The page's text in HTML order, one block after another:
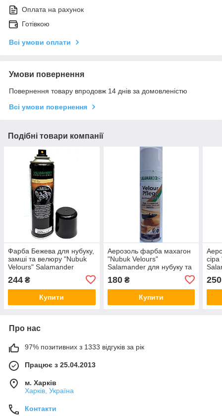
Оплата на рахунок
Готівкою
Всі умови оплати
Умови повернення
Повернення товару впродовж 14 днів за домовленістю
Всі умови повернення
Подібні товари компанії
Фарба Бежева для нубуку,
замші та велюру "Nubuk
Velours" Salamander
244 ₴
Купити
Аерозоль фарба махагон
"Nubuk Velours"
Salamander для нубуку та
180₴
Купити
250
Про нас
97% позитивних з 1333 відгуків за рік
Працює з 25.04.2013
м. Харків
Харків, Україна
Контакти